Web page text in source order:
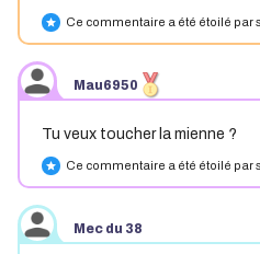
star Ce commentaire a été étoilé par
Mau6950
Tu veux toucher la mienne ?
star Ce commentaire a été étoilé par
Mec du 38